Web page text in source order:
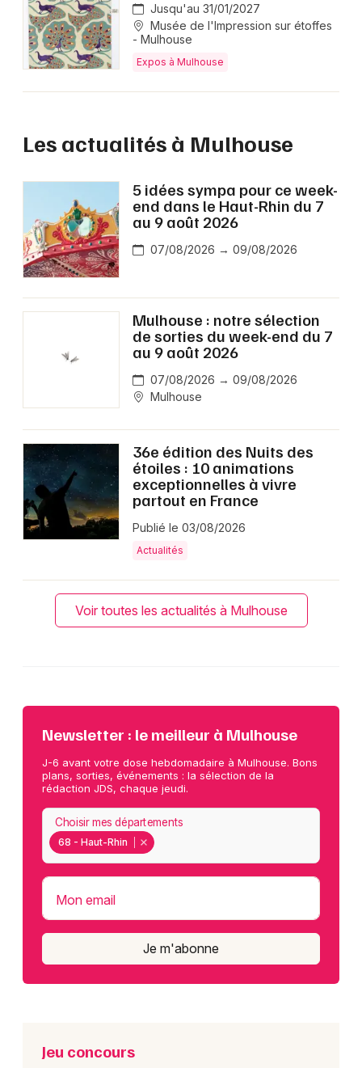
Jusqu'au 31/01/2027
Musée de l'Impression sur étoffes
- Mulhouse
Expos à Mulhouse
Les actualités à Mulhouse
5 idées sympa pour ce week-
end dans le Haut-Rhin du 7
au 9 août 2026
07/08/2026 → 09/08/2026
Mulhouse : notre sélection
de sorties du week-end du 7
au 9 août 2026
07/08/2026 → 09/08/2026
Mulhouse
36e édition des Nuits des
étoiles : 10 animations
exceptionnelles à vivre
partout en France
Publié le 03/08/2026
Actualités
Voir toutes les actualités à Mulhouse
Newsletter : le meilleur à Mulhouse
J-6 avant votre dose hebdomadaire à Mulhouse. Bons
plans, sorties, événements : la sélection de la
rédaction JDS, chaque jeudi.
68 - Haut-Rhin
Choisir mes départements
Mon email
Je m'abonne
Jeu concours